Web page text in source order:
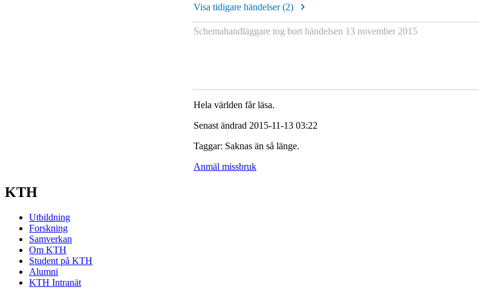
Visa tidigare händelser (2)
Schemahandläggare tog bort händelsen 13 november 2015
Hela världen får läsa.
Senast ändrad 2015-11-13 03:22
Taggar: Saknas än så länge.
Anmäl missbruk
KTH
Utbildning
Forskning
Samverkan
Om KTH
Student på KTH
Alumni
KTH Intranät